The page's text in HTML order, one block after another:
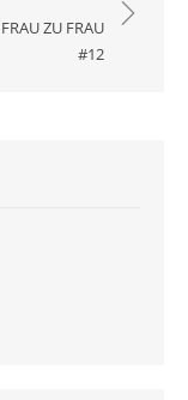
ZU FRAU
#12